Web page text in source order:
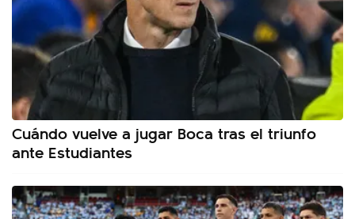
Cuándo vuelve a jugar Boca tras el triunfo
ante Estudiantes